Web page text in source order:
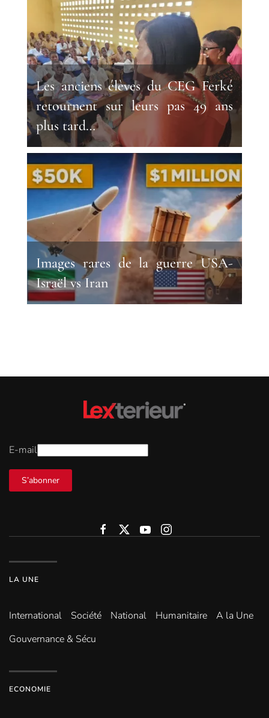
Les anciens élèves du CEG Ferké
retournent sur leurs pas 49 ans
plus tard…
Images rares de la guerre USA-
Israël vs Iran
E-mail
S’abonner
LA UNE
International Société National Humanitaire
A la Une
Gouvernance & Sécu
ECONOMIE